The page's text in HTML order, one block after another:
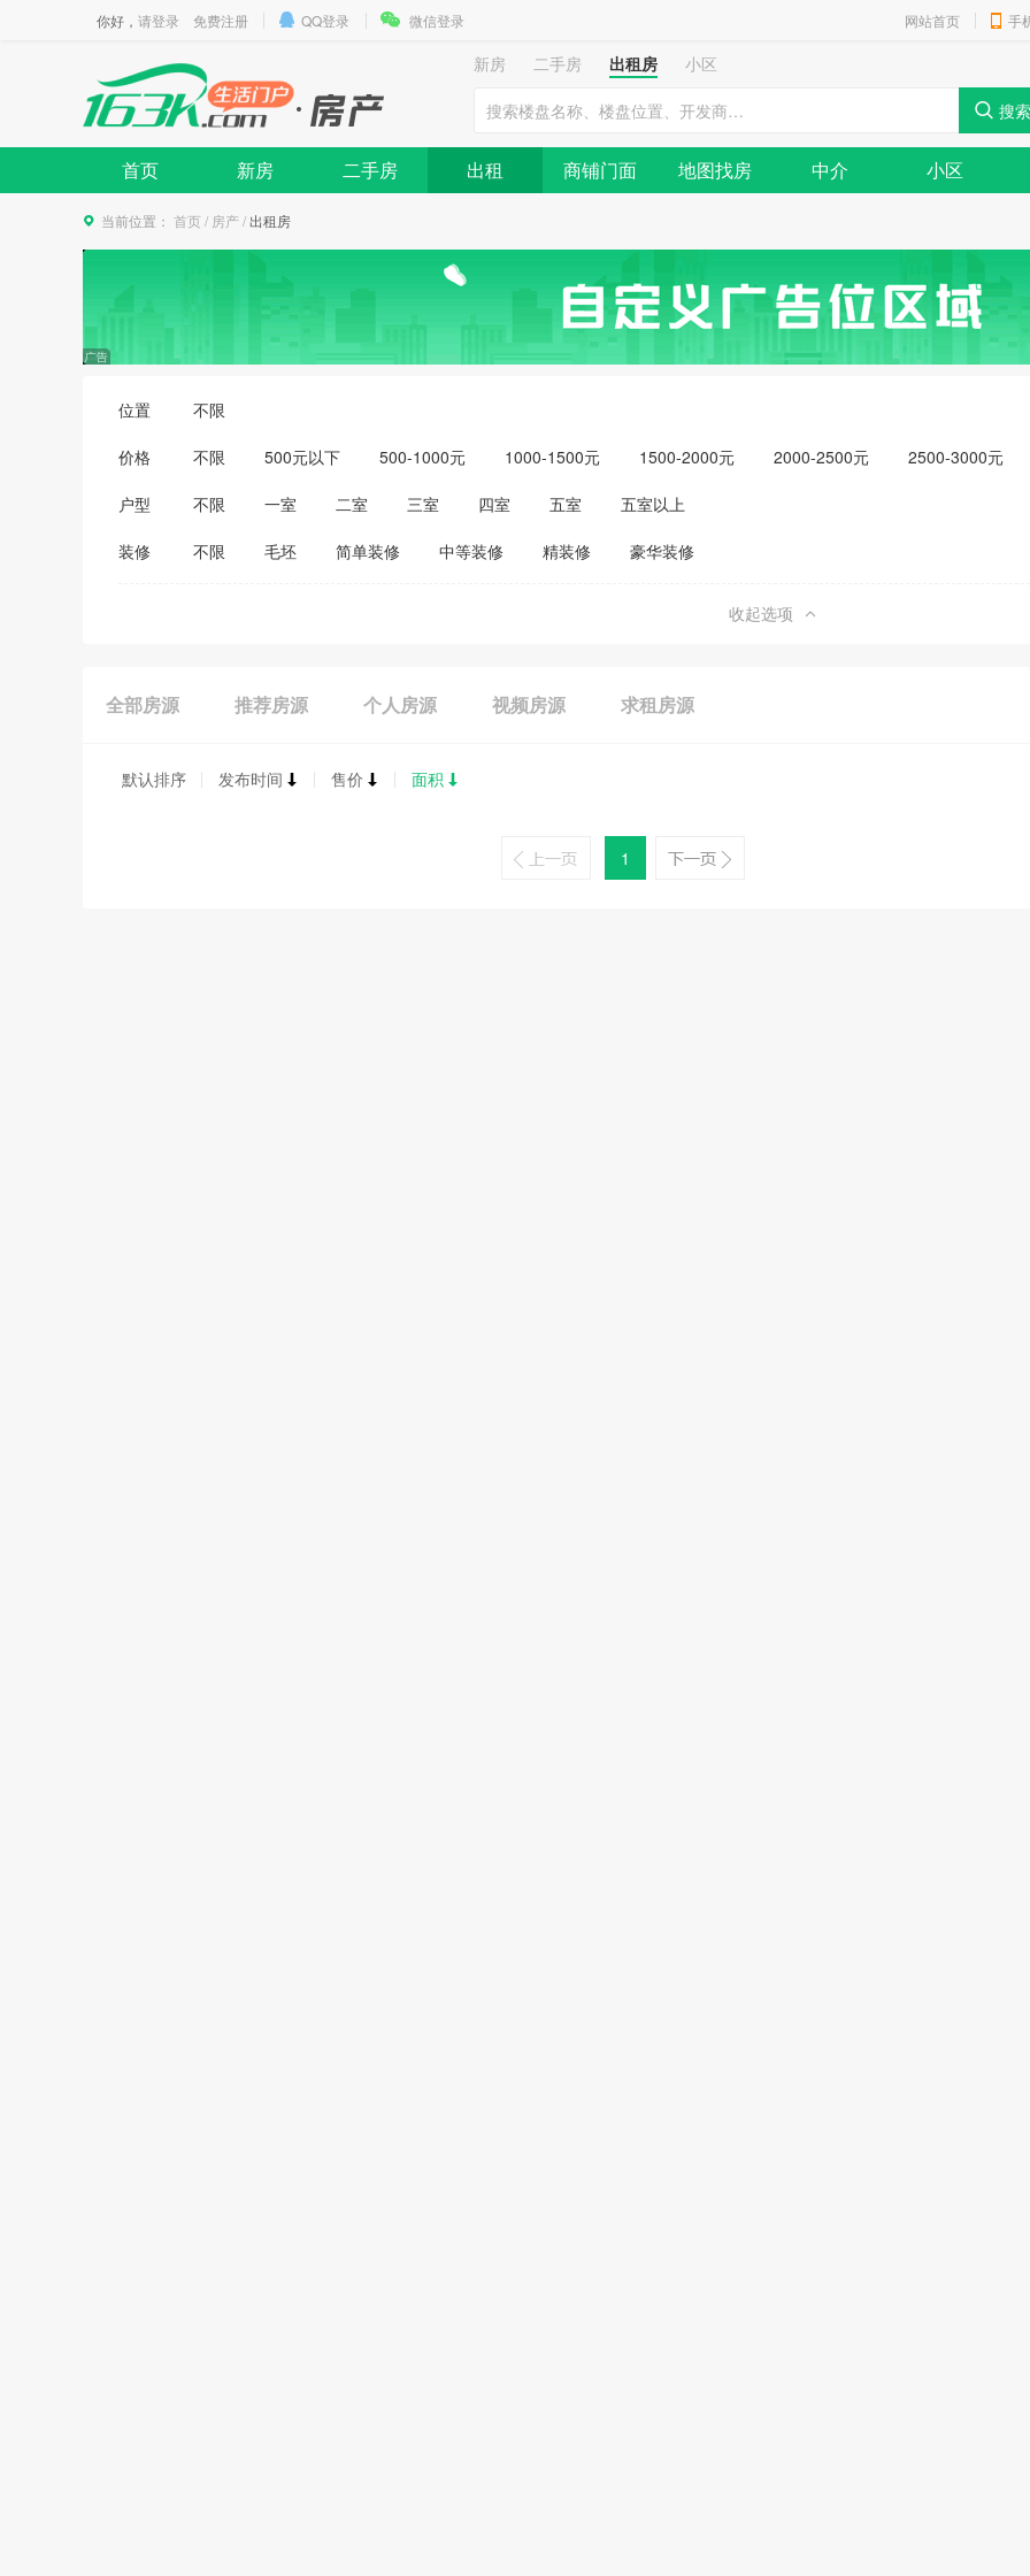
你好， 请登录 免费注册 QQ登录 微信登录 网站首页 手
新房 二手房 出租房 小区
首页 新房 二手房 出租 商铺门面 地图找房 中介 小区
当前位置： 首页 / 房产/出租房
位置 不限
价格 不限 500元以下 500-1000元 1000-1500元 1500-2000元 2000-2500元
2500-3000元
3500-4000元
4000-5000元 5000元以上
户型 不限 一室 二室 三室 四室 五室 五室以上
装修 不限 毛坯 简单装修 中等装修 精装修 豪华装修
收起选项
全部房源 推荐房源 个人房源 视频房源 求租房源
默认排序 发布时间 售价 面积
1